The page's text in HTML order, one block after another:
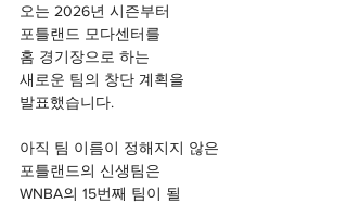
오는 2026년 시즌부터
포틀랜드 모다센터를
홈 경기장으로 하는
새로운 팀의 창단 계획을
발표했습니다.
아직 팀 이름이 정해지지 않은
포틀랜드의 신생팀은
WNBA의 15번째 팀이 될